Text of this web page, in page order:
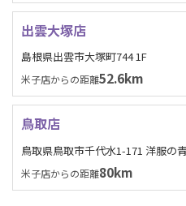
出雲大塚店
島根県出雲市大塚町744 1F
米子店からの距離52.6km
鳥取店
鳥取県鳥取市千代水1-171 洋服の
米子店からの距離80km